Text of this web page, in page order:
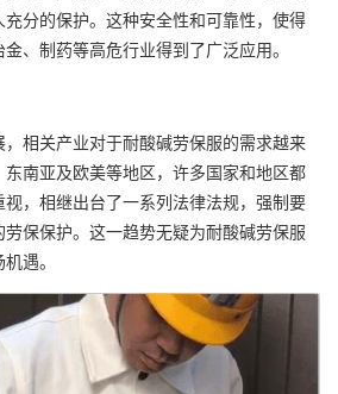
分的保护。这种安全性和可靠性，使得
、制药等高危行业得到了广泛应用。
相关产业对于耐酸碱劳保服的需求越来
南亚及欧美等地区，许多国家和地区都
，相继出台了一系列法律法规，强制要
保保护。这一趋势无疑为耐酸碱劳保服
遇。